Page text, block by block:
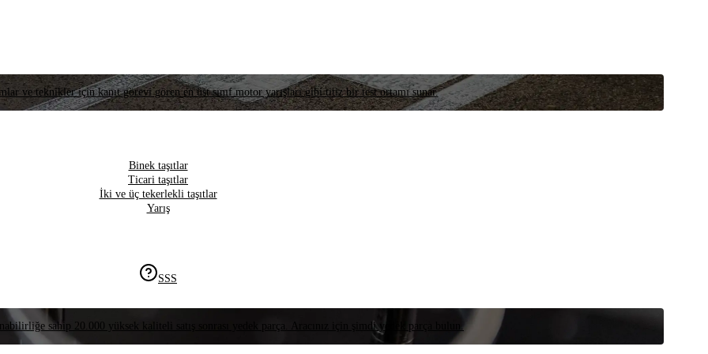
ve teknikler için kanıt görevi gören en üst sınıf motor yarışları gibi titiz bir test ortamı sunar.
Binek taşıtlar
Ticari taşıtlar
İki ve üç tekerlekli taşıtlar
Yarış
SSS
sahip 20.000 yüksek kaliteli satış sonrası yedek parça. Aracınız için şimdi yedek parça bulun.